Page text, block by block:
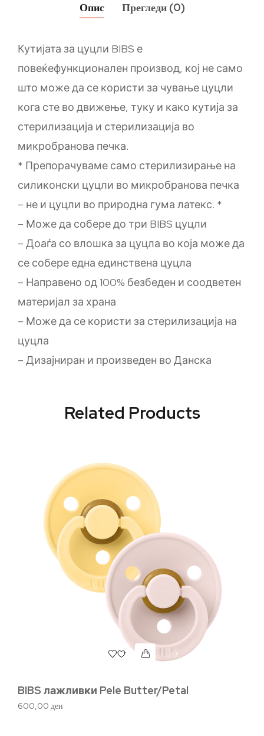
Опис Прегледи (0)
Кутијата за цуцли BIBS е
повеќефункционален производ, кој не само
што може да се користи за чување цуцли
кога сте во движење, туку и како кутија за
стерилизација и стерилизација во
микробранова печка.
* Препорачуваме само стерилизирање на
силиконски цуцли во микробранова печка
– не и цуцли во природна гума латекс. *
– Може да собере до три BIBS цуцли
– Доаѓа со влошка за цуцла во која може да
се собере една единствена цуцла
– Направено од 100% безбеден и соодветен
материјал за храна
– Може да се користи за стерилизација на
цуцла
– Дизајниран и произведен во Данска
Related Products
BIBS лажливки Pele Butter/Petal
600,00 ден